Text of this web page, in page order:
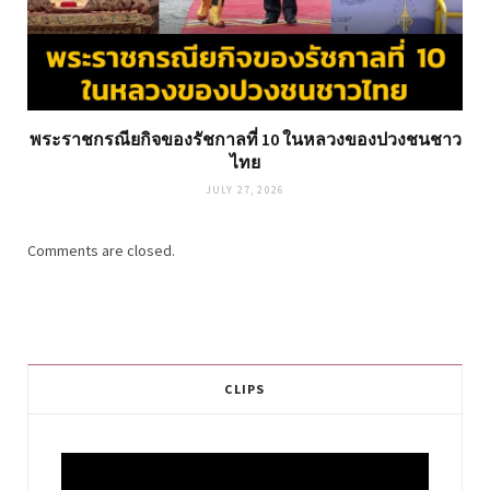
พระราชกรณียกิจของรัชกาลที่ 10 ในหลวงของปวงชนชาว
ไทย
JULY 27, 2026
Comments are closed.
CLIPS